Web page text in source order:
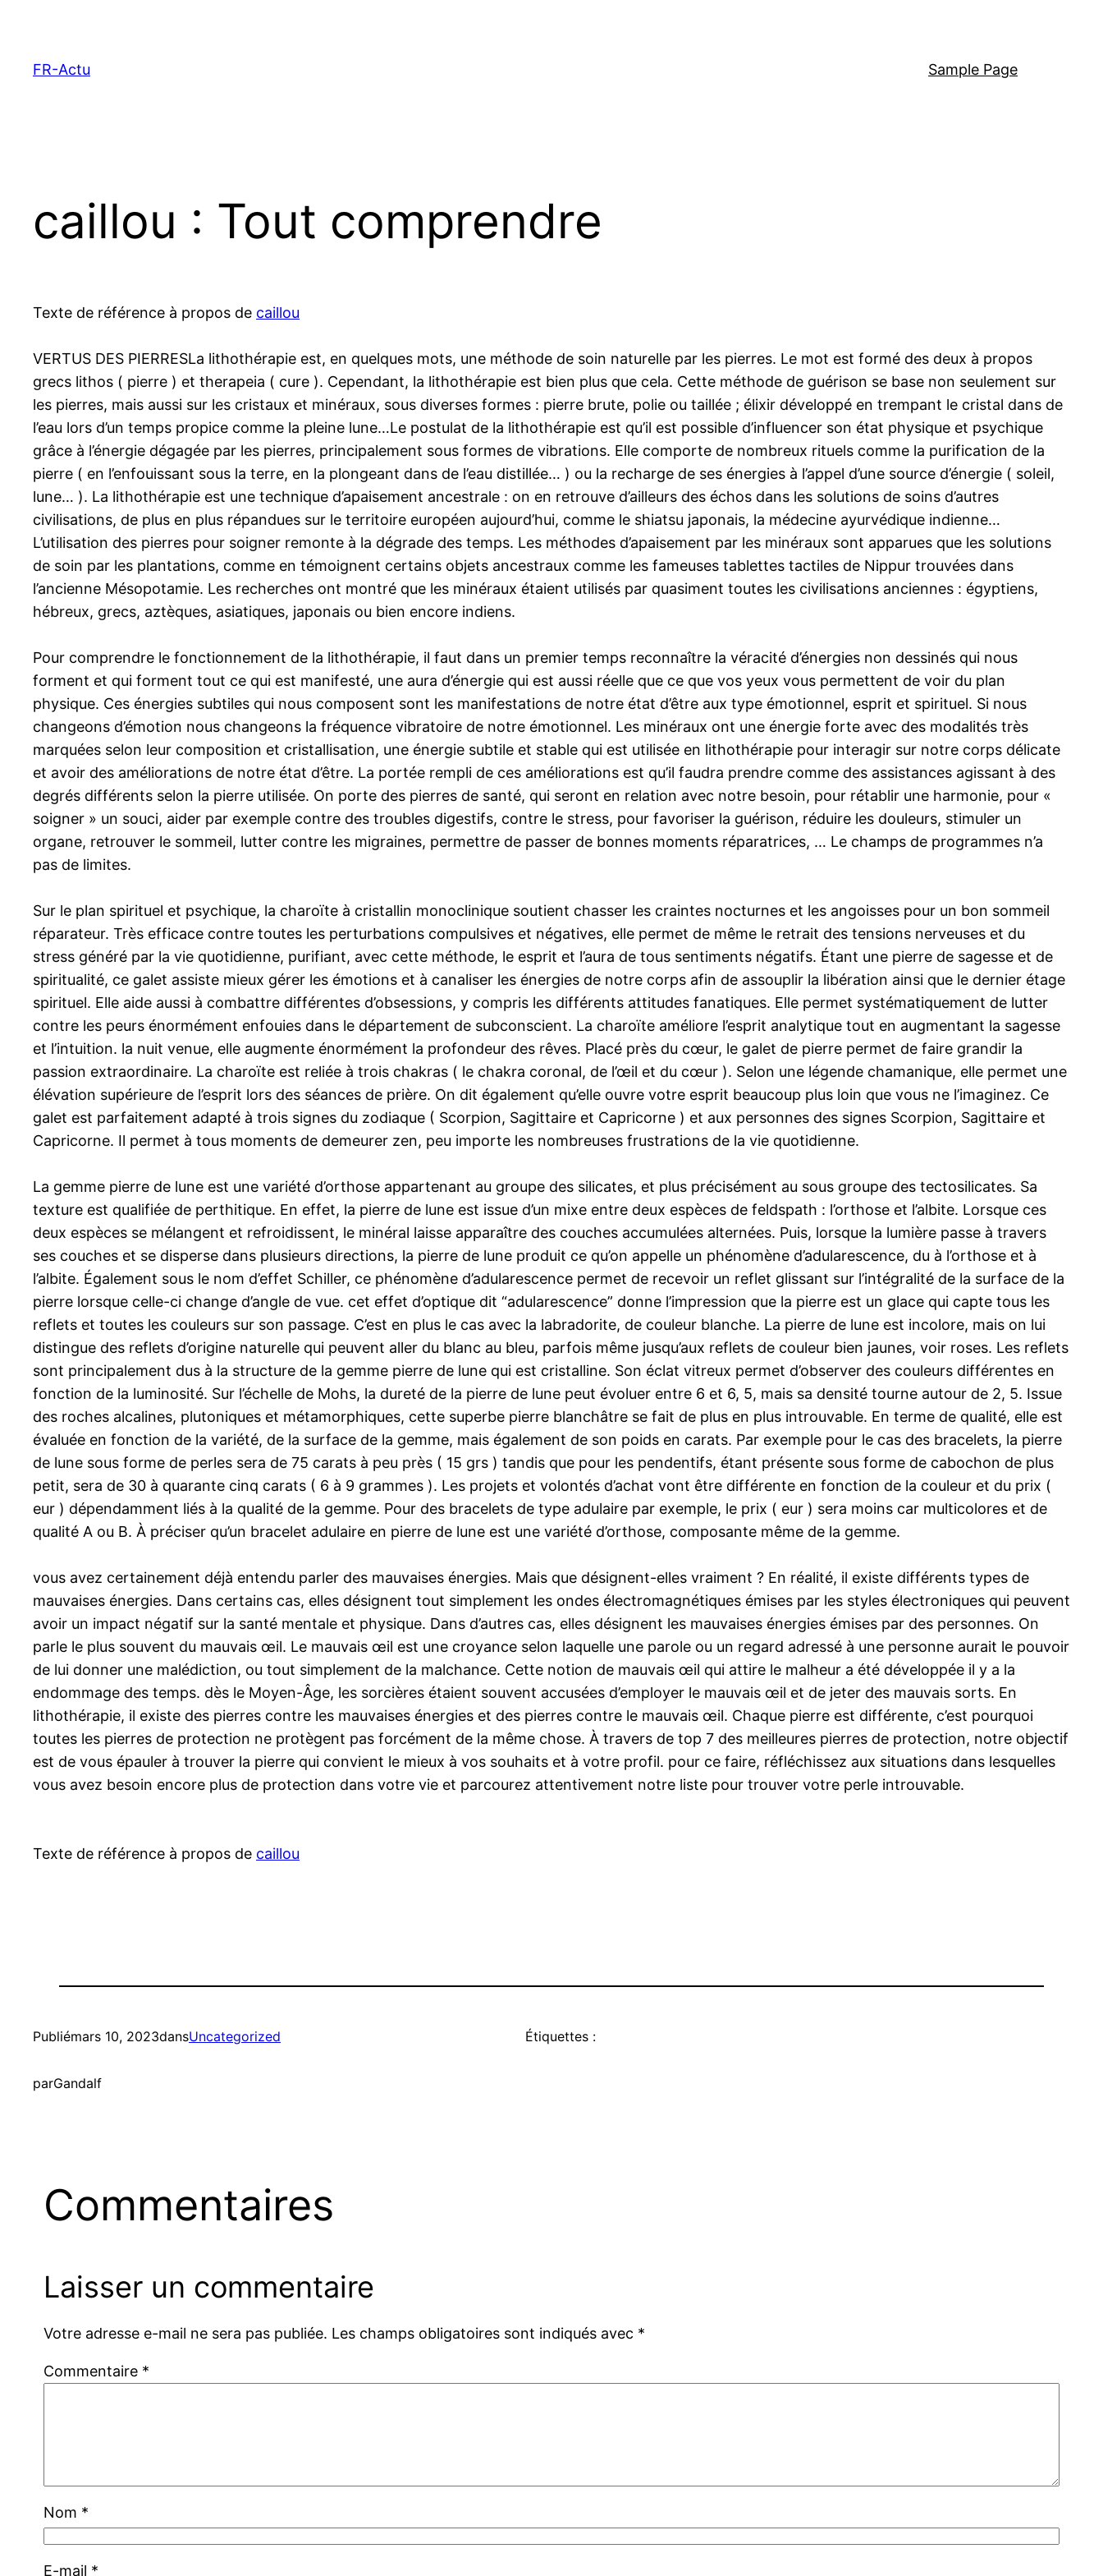
contenu
FR-Actu Sample Page
caillou : Tout comprendre
Texte de référence à propos de caillou
VERTUS DES PIERRESLa lithothérapie est, en quelques mots, une méthode de soin naturelle par les pierres. Le mot est formé des deux à propos
grecs lithos ( pierre ) et therapeia ( cure ). Cependant, la lithothérapie est bien plus que cela. Cette méthode de guérison se base non seulement sur
les pierres, mais aussi sur les cristaux et minéraux, sous diverses formes : pierre brute, polie ou taillée ; élixir développé en trempant le cristal dans de
l’eau lors d’un temps propice comme la pleine lune…Le postulat de la lithothérapie est qu’il est possible d’influencer son état physique et psychique
grâce à l’énergie dégagée par les pierres, principalement sous formes de vibrations. Elle comporte de nombreux rituels comme la purification de la
pierre ( en l’enfouissant sous la terre, en la plongeant dans de l’eau distillée… ) ou la recharge de ses énergies à l’appel d’une source d’énergie ( soleil,
lune… ). La lithothérapie est une technique d’apaisement ancestrale : on en retrouve d’ailleurs des échos dans les solutions de soins d’autres
civilisations, de plus en plus répandues sur le territoire européen aujourd’hui, comme le shiatsu japonais, la médecine ayurvédique indienne…
L’utilisation des pierres pour soigner remonte à la dégrade des temps. Les méthodes d’apaisement par les minéraux sont apparues que les solutions
de soin par les plantations, comme en témoignent certains objets ancestraux comme les fameuses tablettes tactiles de Nippur trouvées dans
l’ancienne Mésopotamie. Les recherches ont montré que les minéraux étaient utilisés par quasiment toutes les civilisations anciennes : égyptiens,
hébreux, grecs, aztèques, asiatiques, japonais ou bien encore indiens.
Pour comprendre le fonctionnement de la lithothérapie, il faut dans un premier temps reconnaître la véracité d’énergies non dessinés qui nous
forment et qui forment tout ce qui est manifesté, une aura d’énergie qui est aussi réelle que ce que vos yeux vous permettent de voir du plan
physique. Ces énergies subtiles qui nous composent sont les manifestations de notre état d’être aux type émotionnel, esprit et spirituel. Si nous
changeons d’émotion nous changeons la fréquence vibratoire de notre émotionnel. Les minéraux ont une énergie forte avec des modalités très
marquées selon leur composition et cristallisation, une énergie subtile et stable qui est utilisée en lithothérapie pour interagir sur notre corps délicate
et avoir des améliorations de notre état d’être. La portée rempli de ces améliorations est qu’il faudra prendre comme des assistances agissant à des
degrés différents selon la pierre utilisée. On porte des pierres de santé, qui seront en relation avec notre besoin, pour rétablir une harmonie, pour «
soigner » un souci, aider par exemple contre des troubles digestifs, contre le stress, pour favoriser la guérison, réduire les douleurs, stimuler un
organe, retrouver le sommeil, lutter contre les migraines, permettre de passer de bonnes moments réparatrices, … Le champs de programmes n’a
pas de limites.
Sur le plan spirituel et psychique, la charoïte à cristallin monoclinique soutient chasser les craintes nocturnes et les angoisses pour un bon sommeil
réparateur. Très efficace contre toutes les perturbations compulsives et négatives, elle permet de même le retrait des tensions nerveuses et du
stress généré par la vie quotidienne, purifiant, avec cette méthode, le esprit et l’aura de tous sentiments négatifs. Étant une pierre de sagesse et de
spiritualité, ce galet assiste mieux gérer les émotions et à canaliser les énergies de notre corps afin de assouplir la libération ainsi que le dernier étage
spirituel. Elle aide aussi à combattre différentes d’obsessions, y compris les différents attitudes fanatiques. Elle permet systématiquement de lutter
contre les peurs énormément enfouies dans le département de subconscient. La charoïte améliore l’esprit analytique tout en augmentant la sagesse
et l’intuition. la nuit venue, elle augmente énormément la profondeur des rêves. Placé près du cœur, le galet de pierre permet de faire grandir la
passion extraordinaire. La charoïte est reliée à trois chakras ( le chakra coronal, de l’œil et du cœur ). Selon une légende chamanique, elle permet une
élévation supérieure de l’esprit lors des séances de prière. On dit également qu’elle ouvre votre esprit beaucoup plus loin que vous ne l’imaginez. Ce
galet est parfaitement adapté à trois signes du zodiaque ( Scorpion, Sagittaire et Capricorne ) et aux personnes des signes Scorpion, Sagittaire et
Capricorne. Il permet à tous moments de demeurer zen, peu importe les nombreuses frustrations de la vie quotidienne.
La gemme pierre de lune est une variété d’orthose appartenant au groupe des silicates, et plus précisément au sous groupe des tectosilicates. Sa
texture est qualifiée de perthitique. En effet, la pierre de lune est issue d’un mixe entre deux espèces de feldspath : l’orthose et l’albite. Lorsque ces
deux espèces se mélangent et refroidissent, le minéral laisse apparaître des couches accumulées alternées. Puis, lorsque la lumière passe à travers
ses couches et se disperse dans plusieurs directions, la pierre de lune produit ce qu’on appelle un phénomène d’adularescence, du à l’orthose et à
l’albite. Également sous le nom d’effet Schiller, ce phénomène d’adularescence permet de recevoir un reflet glissant sur l’intégralité de la surface de la
pierre lorsque celle-ci change d’angle de vue. cet effet d’optique dit “adularescence” donne l’impression que la pierre est un glace qui capte tous les
reflets et toutes les couleurs sur son passage. C’est en plus le cas avec la labradorite, de couleur blanche. La pierre de lune est incolore, mais on lui
distingue des reflets d’origine naturelle qui peuvent aller du blanc au bleu, parfois même jusqu’aux reflets de couleur bien jaunes, voir roses. Les reflets
sont principalement dus à la structure de la gemme pierre de lune qui est cristalline. Son éclat vitreux permet d’observer des couleurs différentes en
fonction de la luminosité. Sur l’échelle de Mohs, la dureté de la pierre de lune peut évoluer entre 6 et 6, 5, mais sa densité tourne autour de 2, 5. Issue
des roches alcalines, plutoniques et métamorphiques, cette superbe pierre blanchâtre se fait de plus en plus introuvable. En terme de qualité, elle est
évaluée en fonction de la variété, de la surface de la gemme, mais également de son poids en carats. Par exemple pour le cas des bracelets, la pierre
de lune sous forme de perles sera de 75 carats à peu près ( 15 grs ) tandis que pour les pendentifs, étant présente sous forme de cabochon de plus
petit, sera de 30 à quarante cinq carats ( 6 à 9 grammes ). Les projets et volontés d’achat vont être différente en fonction de la couleur et du prix (
eur ) dépendamment liés à la qualité de la gemme. Pour des bracelets de type adulaire par exemple, le prix ( eur ) sera moins car multicolores et de
qualité A ou B. À préciser qu’un bracelet adulaire en pierre de lune est une variété d’orthose, composante même de la gemme.
vous avez certainement déjà entendu parler des mauvaises énergies. Mais que désignent-elles vraiment ? En réalité, il existe différents types de
mauvaises énergies. Dans certains cas, elles désignent tout simplement les ondes électromagnétiques émises par les styles électroniques qui peuvent
avoir un impact négatif sur la santé mentale et physique. Dans d’autres cas, elles désignent les mauvaises énergies émises par des personnes. On
parle le plus souvent du mauvais œil. Le mauvais œil est une croyance selon laquelle une parole ou un regard adressé à une personne aurait le pouvoir
de lui donner une malédiction, ou tout simplement de la malchance. Cette notion de mauvais œil qui attire le malheur a été développée il y a la
endommage des temps. dès le Moyen-Âge, les sorcières étaient souvent accusées d’employer le mauvais œil et de jeter des mauvais sorts. En
lithothérapie, il existe des pierres contre les mauvaises énergies et des pierres contre le mauvais œil. Chaque pierre est différente, c’est pourquoi
toutes les pierres de protection ne protègent pas forcément de la même chose. À travers de top 7 des meilleures pierres de protection, notre objectif
est de vous épauler à trouver la pierre qui convient le mieux à vos souhaits et à votre profil. pour ce faire, réfléchissez aux situations dans lesquelles
vous avez besoin encore plus de protection dans votre vie et parcourez attentivement notre liste pour trouver votre perle introuvable.
Texte de référence à propos de caillou
Publiémars 10, 2023dansUncategorized
parGandalf
Étiquettes :
Commentaires
Laisser un commentaire
Votre adresse e-mail ne sera pas publiée. Les champs obligatoires sont indiqués avec *
Commentaire *
Nom *
E-mail *